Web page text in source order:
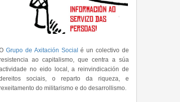
Grupo de Axitación Social é un colectivo de
ao capitalismo, que centra a súa
no eido local, a reinvindicación de
sociais, o reparto da riqueza, e
do militarismo e do desarrollismo.